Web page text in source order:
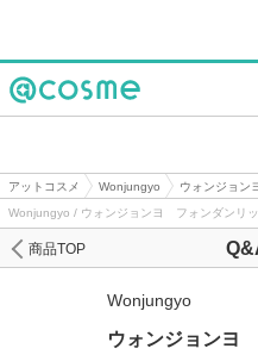
アットコスメ Wonjungyo ウォンジョ
Wonjungyo / ウォンジョンヨ フォンダンリ
商品TOP
Wonjungyo
ウォンジョンヨ